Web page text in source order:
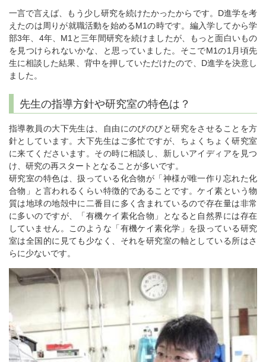
一言で言えば、もう少し研究を続けたかったからです。D進学を考
えたのは周りが就職活動を始めるM1の時です。編入学してから学
部3年、4年、M1と三年間研究を続けましたが、もっと面白いもの
を見つけられないかな、と思っていました。そこでM1の1月頃先
生に相談した結果、背中を押していただけたので、D進学を決意し
ました。
先生の指導方針や研究室の特色は？
指導教員の大下先生は、自由にのびのびと研究をさせることを方
針としています。大下先生はご多忙ですが、ちょくちょく研究室
に来てくださいます。その時に相談し、新しいアイディアを見つ
け、研究の再スタートとなることが多いです。
研究室の特色は、扱っている化合物が「神様が唯一作り忘れた化
合物」と言われるくらい特徴的であることです。ケイ素という物
質は地球の地殻中に二番目に多く含まれているので存在量は非常
に多いのですが、「有機ケイ素化合物」となると自然界には存在
していません。このような「有機ケイ素化学」を扱っている研究
室は全国的に見ても少なく、それを研究室の軸としている所はさ
らに少ないです。